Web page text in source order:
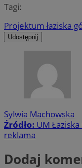
Tagi:
Projektum łaziska
Udostępnij
Sylwia Machowska
Źródło: UM
reklama
Dodaj